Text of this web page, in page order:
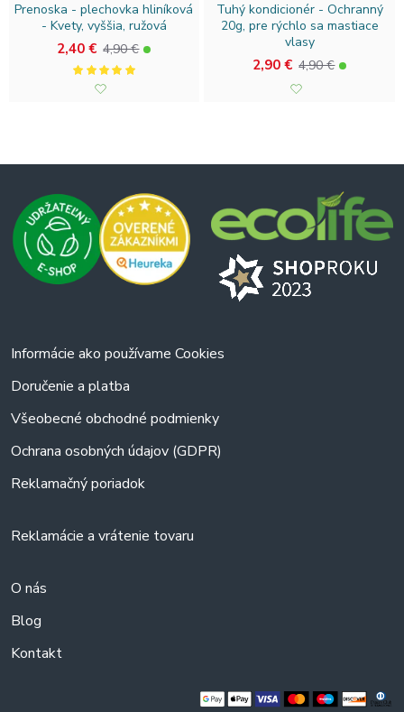
Prenoska - plechovka hliníková
- Kvety, vyššia, ružová
2,40 € 4,90 €
Tuhý kondicionér - Ochranný
20g, pre rýchlo sa mastiace
vlasy
2,90 € 4,90 €
Informácie ako používame Cookies
Doručenie a platba
Všeobecné obchodné podmienky
Ochrana osobných údajov (GDPR)
Reklamačný poriadok
Reklamácie a vrátenie tovaru
O nás
Blog
Kontakt